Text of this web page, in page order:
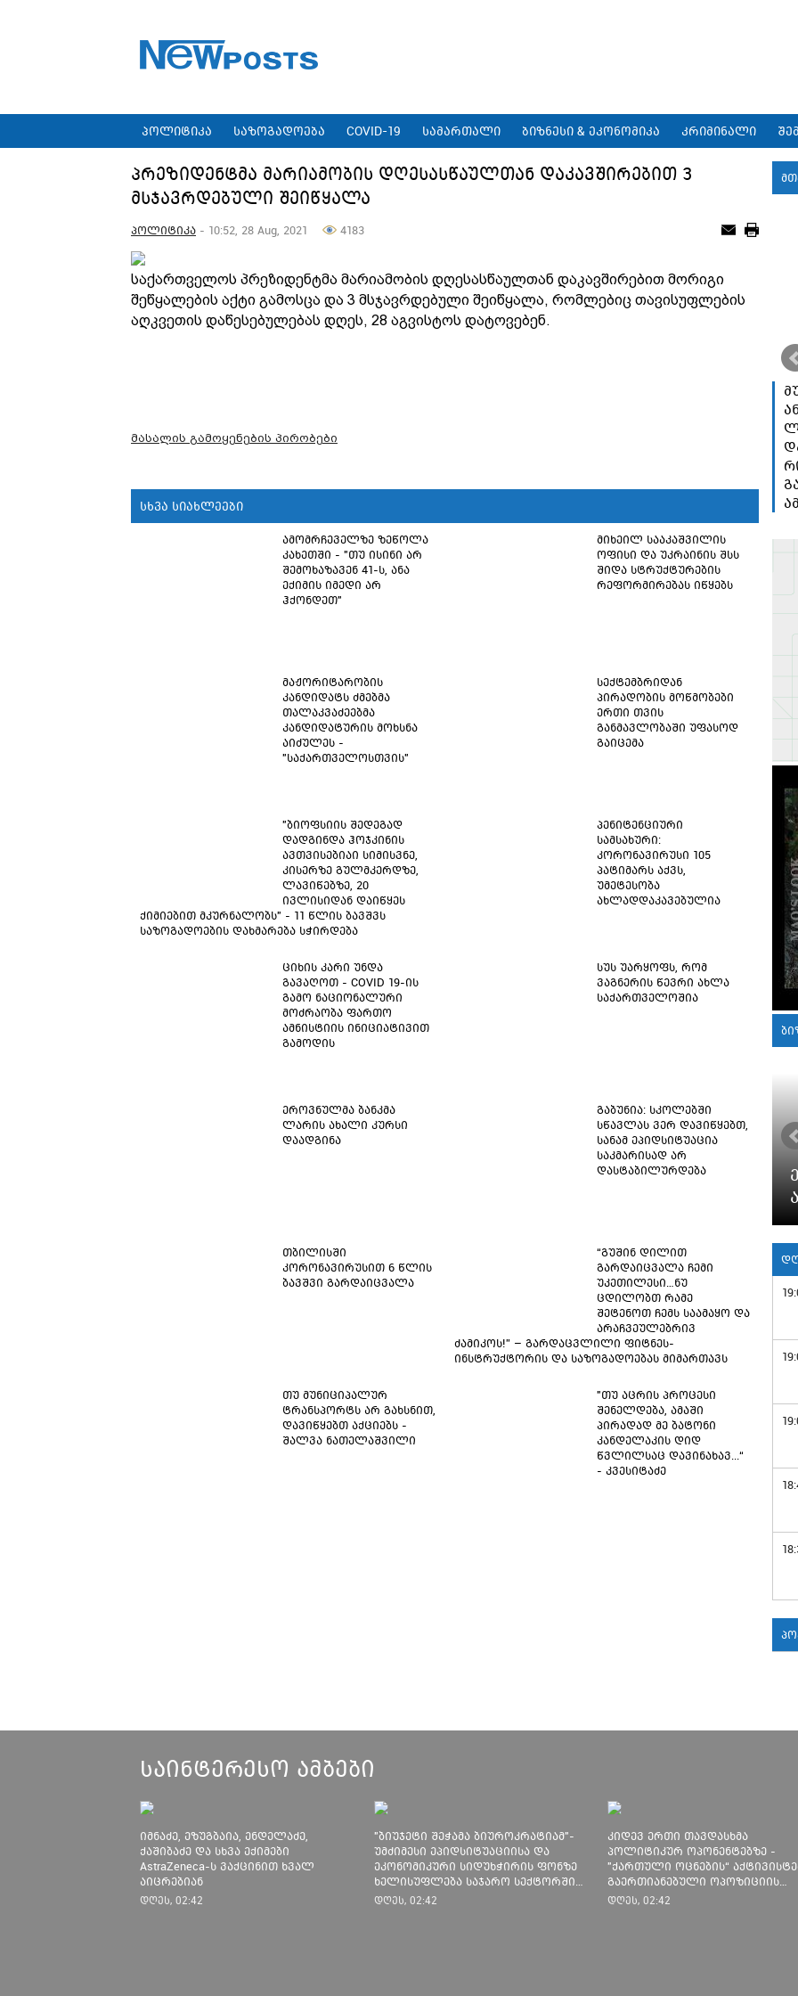
პოლიტიკა საზოგადოება COVID-19 სამართალი ბიზნესი & ეკონომიკა კრიმინალი
პრეზიდენტმა მარიამობის დღესასწაულთან დაკავშირებით 3
მსჯავრდებული შეიწყალა
პოლიტიკა - 10:52, 28 Aug, 2021 4183
საქართველოს პრეზიდენტმა მარიამობის დღესასწაულთან დაკავშირებით მორიგი
შეწყალების აქტი გამოსცა და 3 მსჯავრდებული შეიწყალა, რომლებიც თავისუფლების
აღკვეთის დაწესებულებას დღეს, 28 აგვისტოს დატოვებენ.
მასალის გამოყენების პირობები
სხვა სიახლეები
ამომრჩეველზე ზეწოლა
კახეთში - "თუ ისინი არ
შემოხაზავენ 41-ს, ანა
ექიმის იმედი არ
ჰქონდეთ"
მიხეილ სააკაშვილის
ოფისი და უკრაინის შსს
შიდა სტრუქტურების
რეფორმირებას იწყებს
მაჟორიტარობის
კანდიდატს ძმებმა
თალაკვაძეებმა
კანდიდატურის მოხსნა
აიძულეს -
"საქართველოსთვის"
სექტემბრიდან
პირადობის მოწმობები
ერთი თვის
განმავლობაში უფასოდ
გაიცემა
"ბიოფსიის შედეგად
დადგინდა ჰოჯკინის
ავთვისებიაი სიმისვნე,
კისერზე გულმკერდზე,
ლავიწებზე, 20
ივლისიდან დაიწყეს
ქიმიებით მკურნალობს" - 11 წლის ბავშვს
საზოგადოების დახმარება სჭირდება
პენიტენციური
სამსახური:
კორონავირუსი 105
პატიმარს აქვს,
უმეტესობა
ახლადდაკავებულია
ციხის კარი უნდა
გავაღოთ - COVID 19-ის
გამო ნაციონალური
მოძრაობა ფართო
ამნისტიის ინიციატივით
გამოდის
სუს უარყოფს, რომ
ვაგნერის წევრი ახლა
საქართველოშია
ეროვნულმა ბანკმა
ლარის ახალი კურსი
დაადგინა
გაბუნია: სკოლებში
სწავლას ვერ დავიწყებთ,
სანამ ეპიდსიტუაცია
საკმარისად არ
დასტაბილურდება
თბილისში
კორონავირუსით 6 წლის
ბავშვი გარდაიცვალა
“გუშინ დილით
გარდაიცვალა ჩემი
უკეთილესი…ნუ
ცდილობთ რამე
შეტენოთ ჩემს საამაყო და
არაჩვეულებრივ
ძამიკოს!” – გარდაცვლილი ფიტნეს-
ინსტრუქტორის და საზოგადოებას მიმართავს
თუ მუნიციპალურ
ტრანსპორტს არ გახსნით,
დავიწყებთ აქციებს -
შალვა ნათელაშვილი
"თუ აცრის პროცესი
შენელდება, ამაში
პირადად მე ბატონი
კანდელაკის დიდ
წვლილსაც დავინახავ...“
- კვესიტაძე
საინტერესო ამბები
იმნაძე, ეზუგბაია, ენდელაძე,
ქაშიბაძე და სხვა ექიმები
AstraZeneca-ს ვაქცინით ხვალ
აიცრებიან
დღეს, 02:42
"ბიუჯეტი შეჭამა ბიუროკრატიამ"-
უმძიმესი ეპიდსიტუაციისა და
ეკონომიკური სიდუხჭირის ფონზე
ხელისუფლება საჯარო სექტორში
დასაქმებულთა ხელფასებს ზრდის
დღეს, 02:42
კიდევ ერთი თავდასხმა
პოლიტიკურ ოპონენტებზე -
"ქართული ოცნების“
გაერთიანებული ოპოზიციის
წარმომადგენლებს ფიზიკურად
დღეს, 02:42